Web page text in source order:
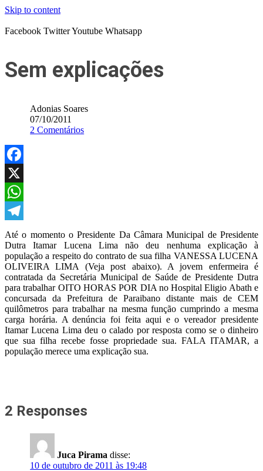
Skip to content
Facebook TwitterYoutube Whatsapp
Sem explicações
Adonias Soares
07/10/2011
2 Comentários
Facebook
X
WhatsApp
Telegram
Até o momento o Presidente Da Câmara Municipal de Presidente
Dutra Itamar Lucena Lima não deu nenhuma explicação à
população a respeito do contrato de sua filha VANESSA LUCENA
OLIVEIRA LIMA (Veja post abaixo). A jovem enfermeira é
contratada da Secretária Municipal de Saúde de Presidente Dutra
para trabalhar OITO HORAS POR DIA no Hospital Eligio Abath e
concursada da Prefeitura de Paraibano distante mais de CEM
quilômetros para trabalhar na mesma função cumprindo a mesma
carga horária. A denúncia foi feita aqui e o vereador presidente
Itamar Lucena Lima deu o calado por resposta como se o dinheiro
que sua filha recebe fosse propriedade sua. FALA ITAMAR, a
população merece uma explicação sua.
2 Responses
Juca Pirama disse:
10 de outubro de 2011 às 19:48